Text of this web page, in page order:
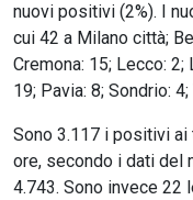
nuovi positivi (2%). I
cui 42 a Milano città;
Cremona: 15; Lecco: 2;
19; Pavia: 8; Sondrio:
Sono 3.117 i positivi
ore, secondo i dati del
4.743. Sono invece 22